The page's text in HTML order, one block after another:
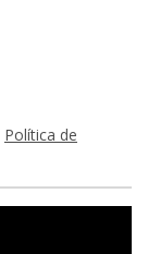
Política de